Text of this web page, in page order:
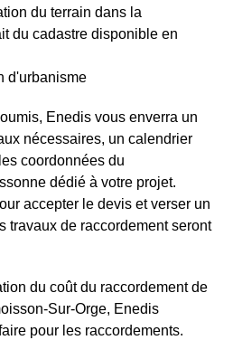
du terrain dans la
du cadastre disponible en
d'urbanisme
Enedis vous enverra un
nécessaires, un calendrier
coordonnées du
dédié à votre projet.
accepter le devis et verser un
travaux de raccordement seront
du coût du raccordement de
Sur-Orge, Enedis
pour les raccordements.